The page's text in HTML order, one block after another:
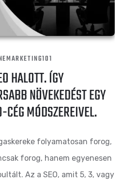
HALOTT. ÍGY
NÖVEKEDÉST EGY
CÉG MÓDSZEREIVEL.
folyamatosan forog,
forog, hanem egyenesen
Az a SEO, amit 5, 3, vagy